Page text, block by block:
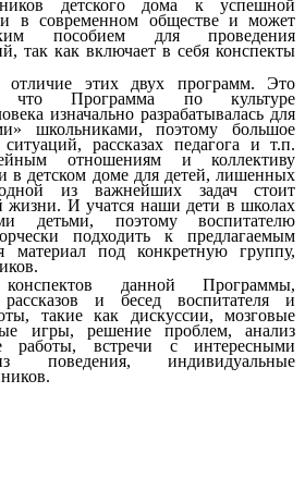
детского дома к успешной
в современном обществе и может
пособием для проведения
так как включает в себя конспекты
отличие этих двух программ. Это
Программа по культуре
изначально разрабатывалась для
школьниками, поэтому большое
рассказах педагога и т.п.
отношениям и коллективу
в детском доме для детей, лишенных
из важнейших задач стоит
жизни. И учатся наши дети в школах
детьми, поэтому воспитателю
подходить к предлагаемым
материал под конкретную группу,
конспектов данной Программы,
рассказов и бесед воспитателя и
такие как дискуссии, мозговые
игры, решение проблем, анализ
работы, встречи с интересными
поведения, индивидуальные